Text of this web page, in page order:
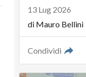
13 Lug 2026
di Mauro Bellini
Condividi